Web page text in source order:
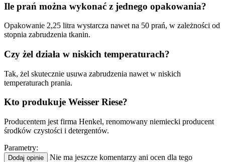
Ile prań można wykonać z jednego opakowania?
Opakowanie 2,25 litra wystarcza nawet na 50 prań, w zależności od
stopnia zabrudzenia tkanin.
Czy żel działa w niskich temperaturach?
Tak, żel skutecznie usuwa zabrudzenia nawet w niskich
temperaturach prania.
Kto produkuje Weisser Riese?
Producentem jest firma Henkel, renomowany niemiecki producent
środków czystości i detergentów.
Parametry:
Dodaj opinie
Nie ma jeszcze komentarzy ani ocen dla tego